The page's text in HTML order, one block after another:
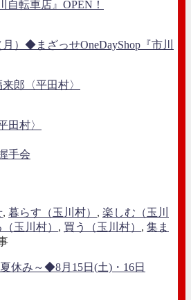
）◆まざっせOneDayShop『市川
村〉
手会
, 暮らす（玉川村） , 楽しむ（玉川
玉川村） , 買う（玉川村） , 集ま